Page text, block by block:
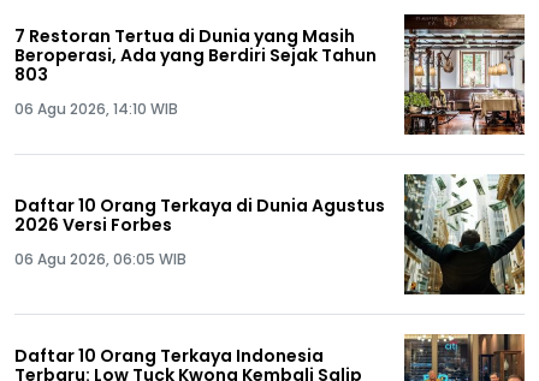
7 Restoran Tertua di Dunia yang Masih
Beroperasi, Ada yang Berdiri Sejak Tahun
803
06 Agu 2026, 14:10 WIB
Daftar 10 Orang Terkaya di Dunia Agustus
2026 Versi Forbes
06 Agu 2026, 06:05 WIB
Daftar 10 Orang Terkaya Indonesia
Terbaru: Low Tuck Kwong Kembali Salip